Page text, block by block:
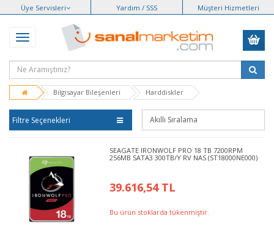
Üye Servisleri Yardım / SSS Müşteri Hizmetleri
Bilgisayar Bileşenleri Harddiskler
Filtre Seçenekleri
SEAGATE IRONWOLF PRO 18 TB 7200RPM
256MB SATA3 300TB/Y RV NAS (ST18000NE000)
39.616,54 TL
Bu ürün stoklarda tükenmiştir.